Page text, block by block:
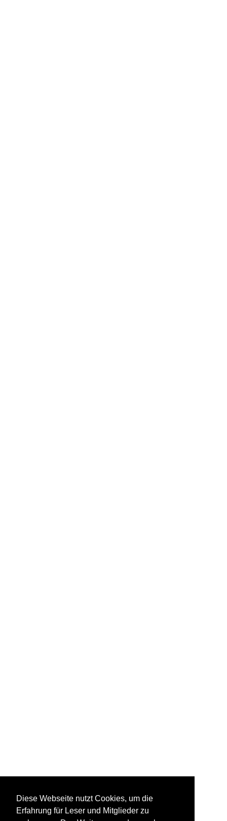
Diese Webseite nutzt Cookies, um die
Erfahrung für Leser und Mitglieder zu